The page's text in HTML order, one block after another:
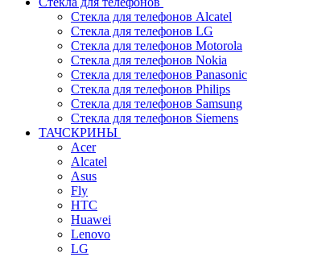
Стекла для телефонов Alcatel
Стекла для телефонов LG
Стекла для телефонов Motorola
Стекла для телефонов Nokia
Стекла для телефонов Panasonic
Стекла для телефонов Philips
Стекла для телефонов Samsung
Стекла для телефонов Siemens
ТАЧСКРИНЫ
Acer
Alcatel
Asus
Fly
HTC
Huawei
Lenovo
LG